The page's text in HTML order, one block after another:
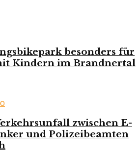
besonders für
Kindern im Brandnertal
0
zwischen E-
und Polizeibeamten